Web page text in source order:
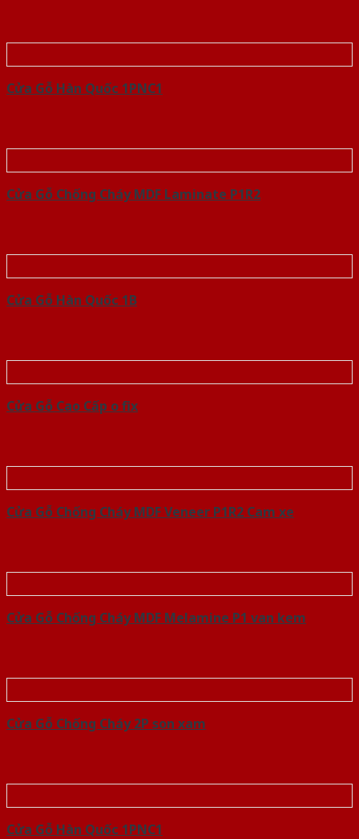
Cửa Gỗ Hàn Quốc 1PNC1
Cửa Gỗ Chống Cháy MDF Laminate P1R2
Cửa Gỗ Hàn Quốc 1B
Cửa Gỗ Cao Cấp o fix
Cửa Gỗ Chống Cháy MDF Veneer P1R2 Cam xe
Cửa Gỗ Chống Cháy MDF Melamine P1 van kem
Cửa Gỗ Chống Cháy 2P son xam
Cửa Gỗ Hàn Quốc 1PNC1